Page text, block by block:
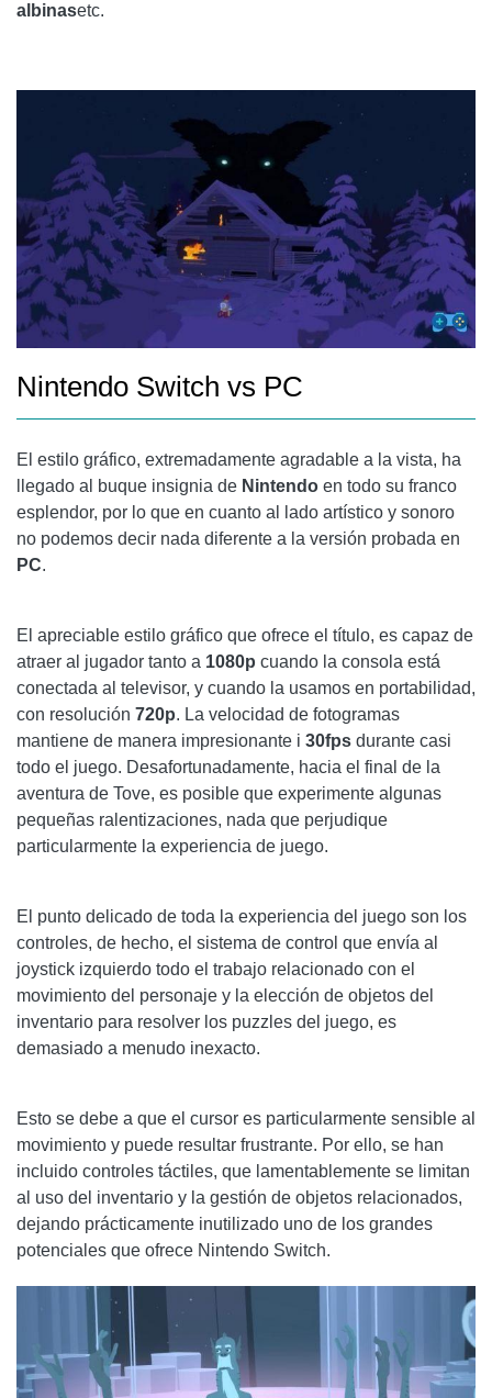
albinasetc.
Nintendo Switch vs PC
El estilo gráfico, extremadamente agradable a la vista, ha
llegado al buque insignia de Nintendo en todo su franco
esplendor, por lo que en cuanto al lado artístico y sonoro
no podemos decir nada diferente a la versión probada en
PC.
El apreciable estilo gráfico que ofrece el título, es capaz de
atraer al jugador tanto a 1080p cuando la consola está
conectada al televisor, y cuando la usamos en portabilidad,
con resolución 720p. La velocidad de fotogramas
mantiene de manera impresionante i 30fps durante casi
todo el juego. Desafortunadamente, hacia el final de la
aventura de Tove, es posible que experimente algunas
pequeñas ralentizaciones, nada que perjudique
particularmente la experiencia de juego.
El punto delicado de toda la experiencia del juego son los
controles, de hecho, el sistema de control que envía al
joystick izquierdo todo el trabajo relacionado con el
movimiento del personaje y la elección de objetos del
inventario para resolver los puzzles del juego, es
demasiado a menudo inexacto.
Esto se debe a que el cursor es particularmente sensible al
movimiento y puede resultar frustrante. Por ello, se han
incluido controles táctiles, que lamentablemente se limitan
al uso del inventario y la gestión de objetos relacionados,
dejando prácticamente inutilizado uno de los grandes
potenciales que ofrece Nintendo Switch.